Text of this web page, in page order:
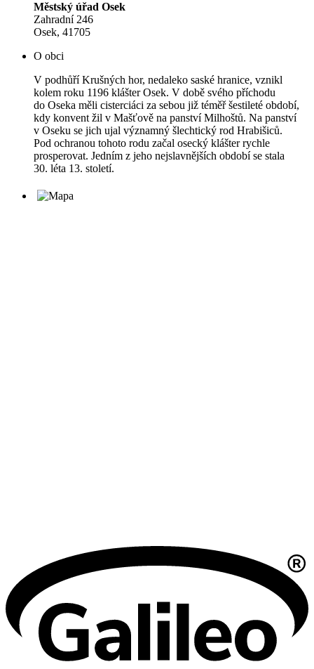
Městský úřad Osek
Zahradní 246
Osek, 41705
O obci
V podhůří Krušných hor, nedaleko saské hranice, vznikl
kolem roku 1196 klášter Osek. V době svého příchodu
do Oseka měli cisterciáci za sebou již téměř šestileté období,
kdy konvent žil v Mašťově na panství Milhoštů. Na panství
v Oseku se jich ujal významný šlechtický rod Hrabišiců.
Pod ochranou tohoto rodu začal osecký klášter rychle
prosperovat. Jedním z jeho nejslavnějších období se stala
30. léta 13. století.